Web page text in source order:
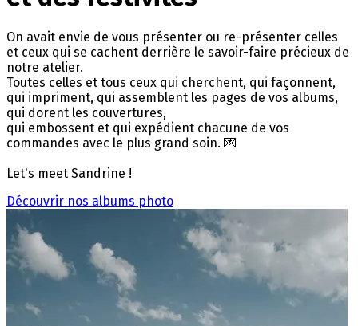
On avait envie de vous présenter ou re-présenter celles
et ceux qui se cachent derrière le savoir-faire précieux de
notre atelier.
Toutes celles et tous ceux qui cherchent, qui façonnent,
qui impriment, qui assemblent les pages de vos albums,
qui dorent les couvertures,
qui embossent et qui expédient chacune de vos
commandes avec le plus grand soin. 💌
Let's meet Sandrine !
Découvrir nos albums photo